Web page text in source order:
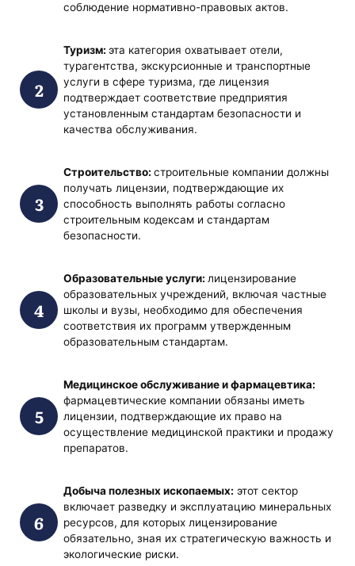
соблюдение нормативно-правовых актов.
Туризм: эта категория охватывает отели,
турагентства, экскурсионные и транспортные
услуги в сфере туризма, где лицензия
подтверждает соответствие предприятия
установленным стандартам безопасности и
качества обслуживания.
Строительство: строительные компании должны
получать лицензии, подтверждающие их
способность выполнять работы согласно
строительным кодексам и стандартам
безопасности.
Образовательные услуги: лицензирование
образовательных учреждений, включая частные
школы и вузы, необходимо для обеспечения
соответствия их программ утвержденным
образовательным стандартам.
Медицинское обслуживание и фармацевтика:
фармацевтические компании обязаны иметь
лицензии, подтверждающие их право на
осуществление медицинской практики и продажу
препаратов.
Добыча полезных ископаемых: этот сектор
включает разведку и эксплуатацию минеральных
ресурсов, для которых лицензирование
обязательно, зная их стратегическую важность и
экологические риски.